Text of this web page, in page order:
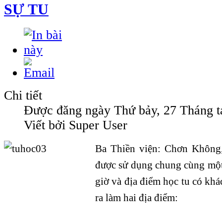
SỰ TU
Chi tiết
Được đăng ngày Thứ bảy, 27 Tháng
Viết bởi Super User
Ba Thiền viện: Chơn
được sử dụng chung cùng
giờ và địa điểm học tu có
ra làm hai địa điểm: